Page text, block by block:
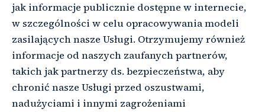
jak informacje publicznie dostępne w internecie,
w szczególności w celu opracowywania modeli
zasilających nasze Usługi. Otrzymujemy również
informacje od naszych zaufanych partnerów,
takich jak partnerzy ds. bezpieczeństwa, aby
chronić nasze Usługi przed oszustwami,
nadużyciami i innymi zagrożeniami